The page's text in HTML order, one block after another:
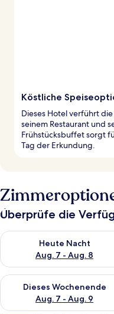
Köstliche
Dieses Hotel verführt
seinem Restaurant und
Frühstücksbuffet sorgt
Tag der Erkundung.
Überprüfe die
Heute Nacht
Aug. 7 - Aug. 8
Überprüfe die
Dieses Wochenende
Aug. 7 - Aug. 9
Überprüfe die